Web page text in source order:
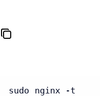
sudo nginx -t